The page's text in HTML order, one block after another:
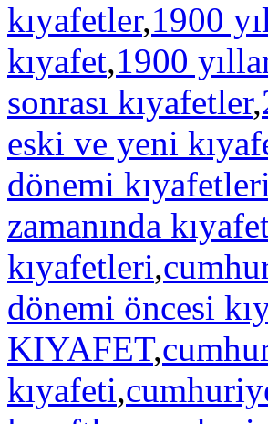
kıyafetler,1900
kıyafet,1900
sonrası kıyafetler,
eski ve yeni
dönemi kıyafetleri
zamanında
kıyafetleri,
dönemi öncesi
KIYAFET,
kıyafeti,